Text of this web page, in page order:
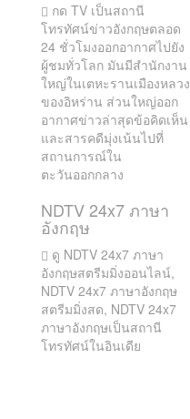
กด TV เป็นสถานี
โทรทัศน์ข่าวอังกฤษตลอด
24 ชั่วโมงออกอากาศไปยัง
ผู้ชมทั่วโลก มันมีสำนักงาน
ใหญ่ในเตหะรานเมืองหลวง
ของอิหร่าน ส่วนใหญ่ออก
อากาศข่าวล่าสุดข้อคิดเห็น
และสารคดีมุ่งเน้นไปที่
สถานการณ์ใน
ตะวันออกกลาง
NDTV 24x7 ภาษา
อังกฤษ
ดู NDTV 24x7 ภาษา
อังกฤษสตรีมมิ่งออนไลน์,
NDTV 24x7 ภาษาอังกฤษ
สตรีมมิ่งสด, NDTV 24x7
ภาษาอังกฤษเป็นสถานี
โทรทัศน์ในอินเดีย